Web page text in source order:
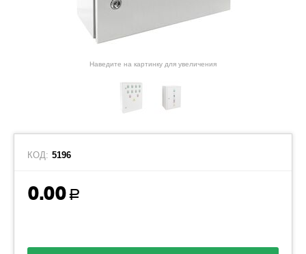
Наведите на картинку для увеличения
КОД: 5196
0.00 Р